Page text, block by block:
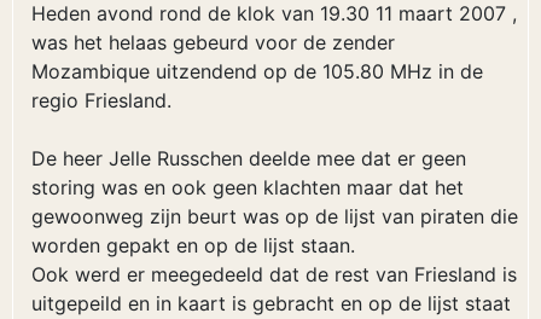
Heden avond rond de klok van 19.30 11 maart 2007 ,
was het helaas gebeurd voor de zender
Mozambique uitzendend op de 105.80 MHz in de
regio Friesland.
De heer Jelle Russchen deelde mee dat er geen
storing was en ook geen klachten maar dat het
gewoonweg zijn beurt was op de lijst van piraten die
worden gepakt en op de lijst staan.
Ook werd er meegedeeld dat de rest van Friesland is
uitgepeild en in kaart is gebracht en op de lijst staat